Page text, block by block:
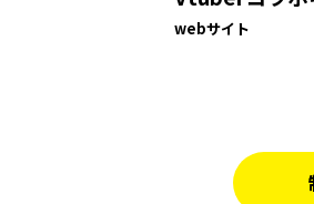
webサイト